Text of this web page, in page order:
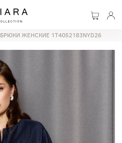
БРЮКИ ЖЕНСКИЕ 1T4052183NYD26